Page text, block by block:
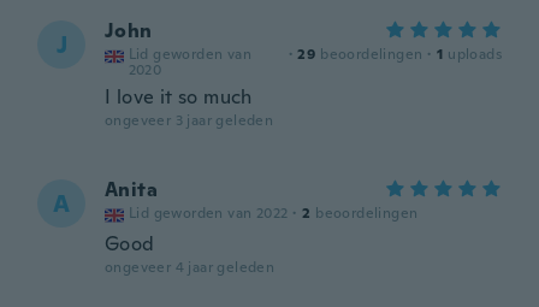
J John
Lid geworden van
2020
· 29 beoordelingen · 1 uploads
I love it so much
ongeveer 3 jaar geleden
A Anita
Lid geworden van 2022 · 2 beoordelingen
Good
ongeveer 4 jaar geleden